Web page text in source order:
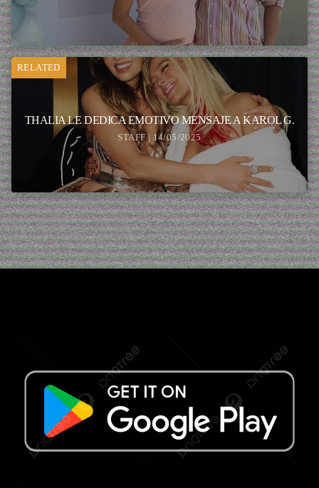
RELATED
THALIA LE DEDICA EMOTIVO MENSAJE A KAROL G.
STAFF | 14/05/2025